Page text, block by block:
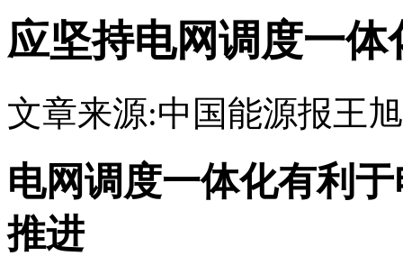
应坚持电网调度一体
文章来源:中国能源报王
电网调度一体化有利
推进